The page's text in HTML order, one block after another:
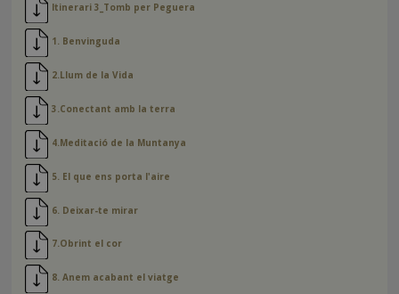
Itinerari 3_Tomb per Peguera
1. Benvinguda
2.Llum de la Vida
3.Conectant amb la terra
4.Meditació de la Muntanya
5. El que ens porta l'aire
6. Deixar-te mirar
7.Obrint el cor
8. Anem acabant el viatge